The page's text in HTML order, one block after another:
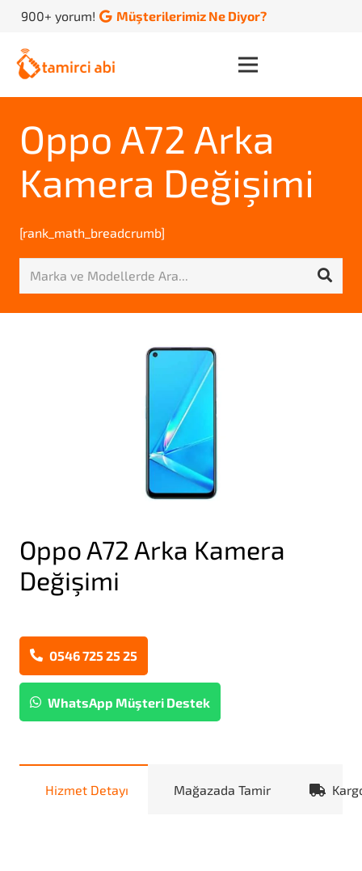
900+ yorum! Müşterilerimiz Ne Diyor?
Oppo A72 Arka
Kamera Değişimi
[rank_math_breadcrumb]
Oppo A72 Arka Kamera
Değişimi
0546 725 25 25
WhatsApp Müşteri Destek
Hizmet Detayı Mağazada Tamir